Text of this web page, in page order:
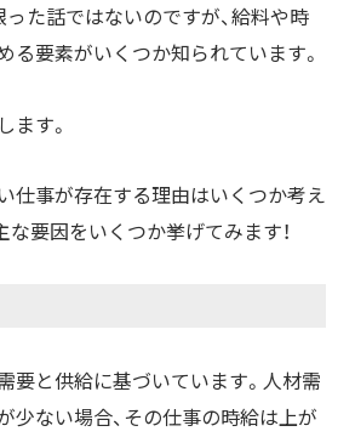
った話ではないのですが、給料や時
る要素がいくつか知られています。
ます。
仕事が存在する理由はいくつか考え
な要因をいくつか挙げてみます！
要と供給に基づいています。人材需
少ない場合、その仕事の時給は上が